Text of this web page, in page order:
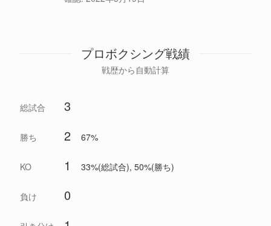
プロボクシング戦績
戦歴から自動計算
総試合 3
勝ち 2 67%
KO 1 33%(総試合), 50%(勝ち)
負け 0